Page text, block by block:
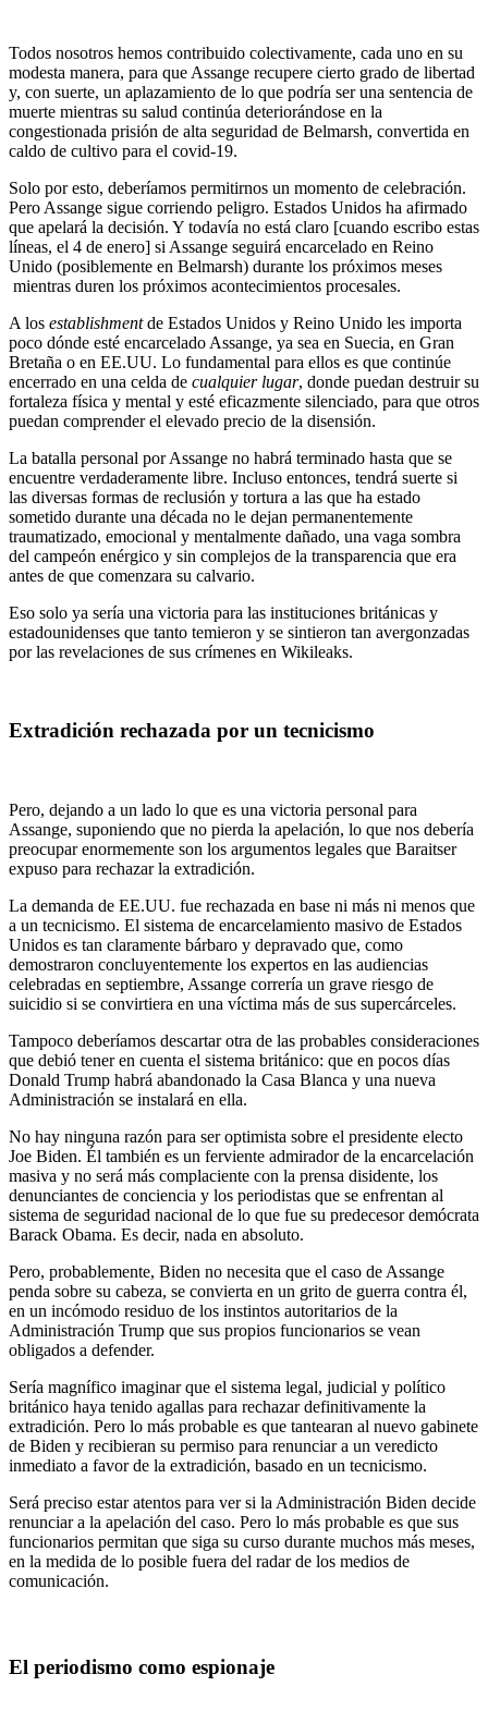
Todos nosotros hemos contribuido colectivamente, cada uno en su
modesta manera, para que Assange recupere cierto grado de libertad
y, con suerte, un aplazamiento de lo que podría ser una sentencia de
muerte mientras su salud continúa deteriorándose en la
congestionada prisión de alta seguridad de Belmarsh, convertida en
caldo de cultivo para el covid-19.
Solo por esto, deberíamos permitirnos un momento de celebración.
Pero Assange sigue corriendo peligro. Estados Unidos ha afirmado
que apelará la decisión. Y todavía no está claro [cuando escribo estas
líneas, el 4 de enero] si Assange seguirá encarcelado en Reino
Unido (posiblemente en Belmarsh) durante los próximos meses
mientras duren los próximos acontecimientos procesales.
A los establishmentde Estados Unidos y Reino Unido les importa
poco dónde esté encarcelado Assange, ya sea en Suecia, en Gran
Bretaña o en EE.UU. Lo fundamental para ellos es que continúe
encerrado en una celda de cualquier lugar, donde puedan destruir su
fortaleza física y mental y esté eficazmente silenciado, para que otros
puedan comprender el elevado precio de la disensión.
La batalla personal por Assange no habrá terminado hasta que se
encuentre verdaderamente libre. Incluso entonces, tendrá suerte si
las diversas formas de reclusión y tortura a las que ha estado
sometido durante una década no le dejan permanentemente
traumatizado, emocional y mentalmente dañado, una vaga sombra
del campeón enérgico y sin complejos de la transparencia que era
antes de que comenzara su calvario.
Eso solo ya sería una victoria para las instituciones británicas y
estadounidenses que tanto temieron y se sintieron tan avergonzadas
por las revelaciones de sus crímenes en Wikileaks.
Extradición rechazada por un tecnicismo
Pero, dejando a un lado lo que es una victoria personal para
Assange, suponiendo que no pierda la apelación, lo que nos debería
preocupar enormemente son los argumentos legales que Baraitser
expuso para rechazar la extradición.
La demanda de EE.UU. fue rechazada en base ni más ni menos que
a un tecnicismo. El sistema de encarcelamiento masivo de Estados
Unidos es tan claramente bárbaro y depravado que, como
demostraron concluyentemente los expertos en las audiencias
celebradas en septiembre, Assange correría un grave riesgo de
suicidio si se convirtiera en una víctima más de sus supercárceles.
Tampoco deberíamos descartar otra de las probables consideraciones
que debió tener en cuenta el sistema británico: que en pocos días
Donald Trump habrá abandonado la Casa Blanca y una nueva
Administración se instalará en ella.
No hay ninguna razón para ser optimista sobre el presidente electo
Joe Biden. Él también es un ferviente admirador de la encarcelación
masiva y no será más complaciente con la prensa disidente, los
denunciantes de conciencia y los periodistas que se enfrentan al
sistema de seguridad nacional de lo que fue su predecesor demócrata
Barack Obama. Es decir, nada en absoluto.
Pero, probablemente, Biden no necesita que el caso de Assange
penda sobre su cabeza, se convierta en un grito de guerra contra él,
en un incómodo residuo de los instintos autoritarios de la
Administración Trump que sus propios funcionarios se vean
obligados a defender.
Sería magnífico imaginar que el sistema legal, judicial y político
británico haya tenido agallas para rechazar definitivamente la
extradición. Pero lo más probable es que tantearan al nuevo gabinete
de Biden y recibieran su permiso para renunciar a un veredicto
inmediato a favor de la extradición, basado en un tecnicismo.
Será preciso estar atentos para ver si la Administración Biden decide
renunciar a la apelación del caso. Pero lo más probable es que sus
funcionarios permitan que siga su curso durante muchos más meses,
en la medida de lo posible fuera del radar de los medios de
comunicación.
El periodismo como espionaje